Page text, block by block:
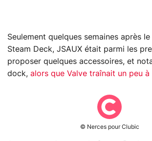
Seulement quelques semaines après
Steam Deck, JSAUX était parmi les
proposer quelques accessoires, et
dock, alors que Valve traînait un peu à
© Nerces pour Clubic